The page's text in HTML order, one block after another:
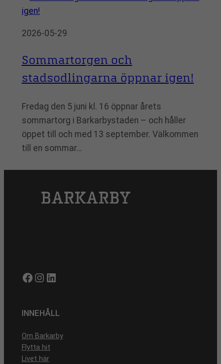
2026-05-29
Sommartorgen och
stadsodlingarna öppnar igen!
Fredag den 5 juni kl. 16 öppnar årets
sommartorg i Barkarbystaden – och håller
öppet till och med 13 september. Välkommen
till en sommar…
Facebook Instagram LinkedIn
INNEHÅLL
Om Barkarby
Flytta hit
Livet här